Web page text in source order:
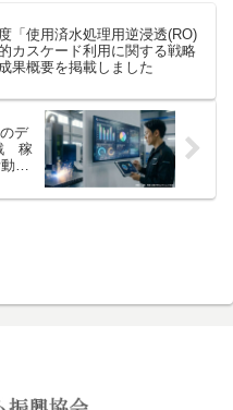
「使用済水処理用逆浸透(RO)
カスケード利用に関する戦略
果概要を掲載しました
デ
稼
報